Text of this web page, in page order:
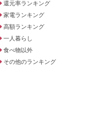
還元率ランキング
家電ランキング
高額ランキング
一人暮らし
食べ物以外
その他のランキング